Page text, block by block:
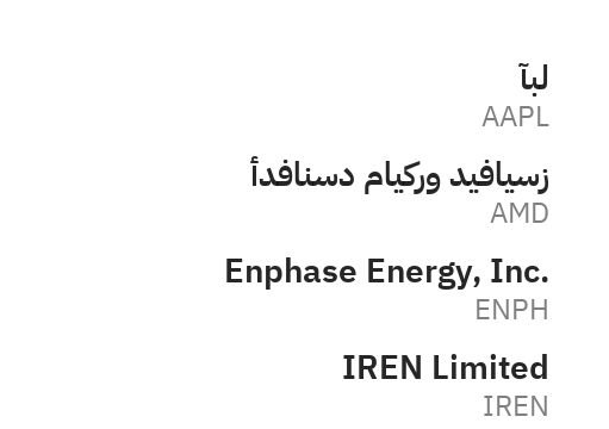
آبل
AAPL
أدفانسد مايكرو ديفايسز
AMD
Enphase Energy, Inc.
ENPH
IREN Limited
IREN